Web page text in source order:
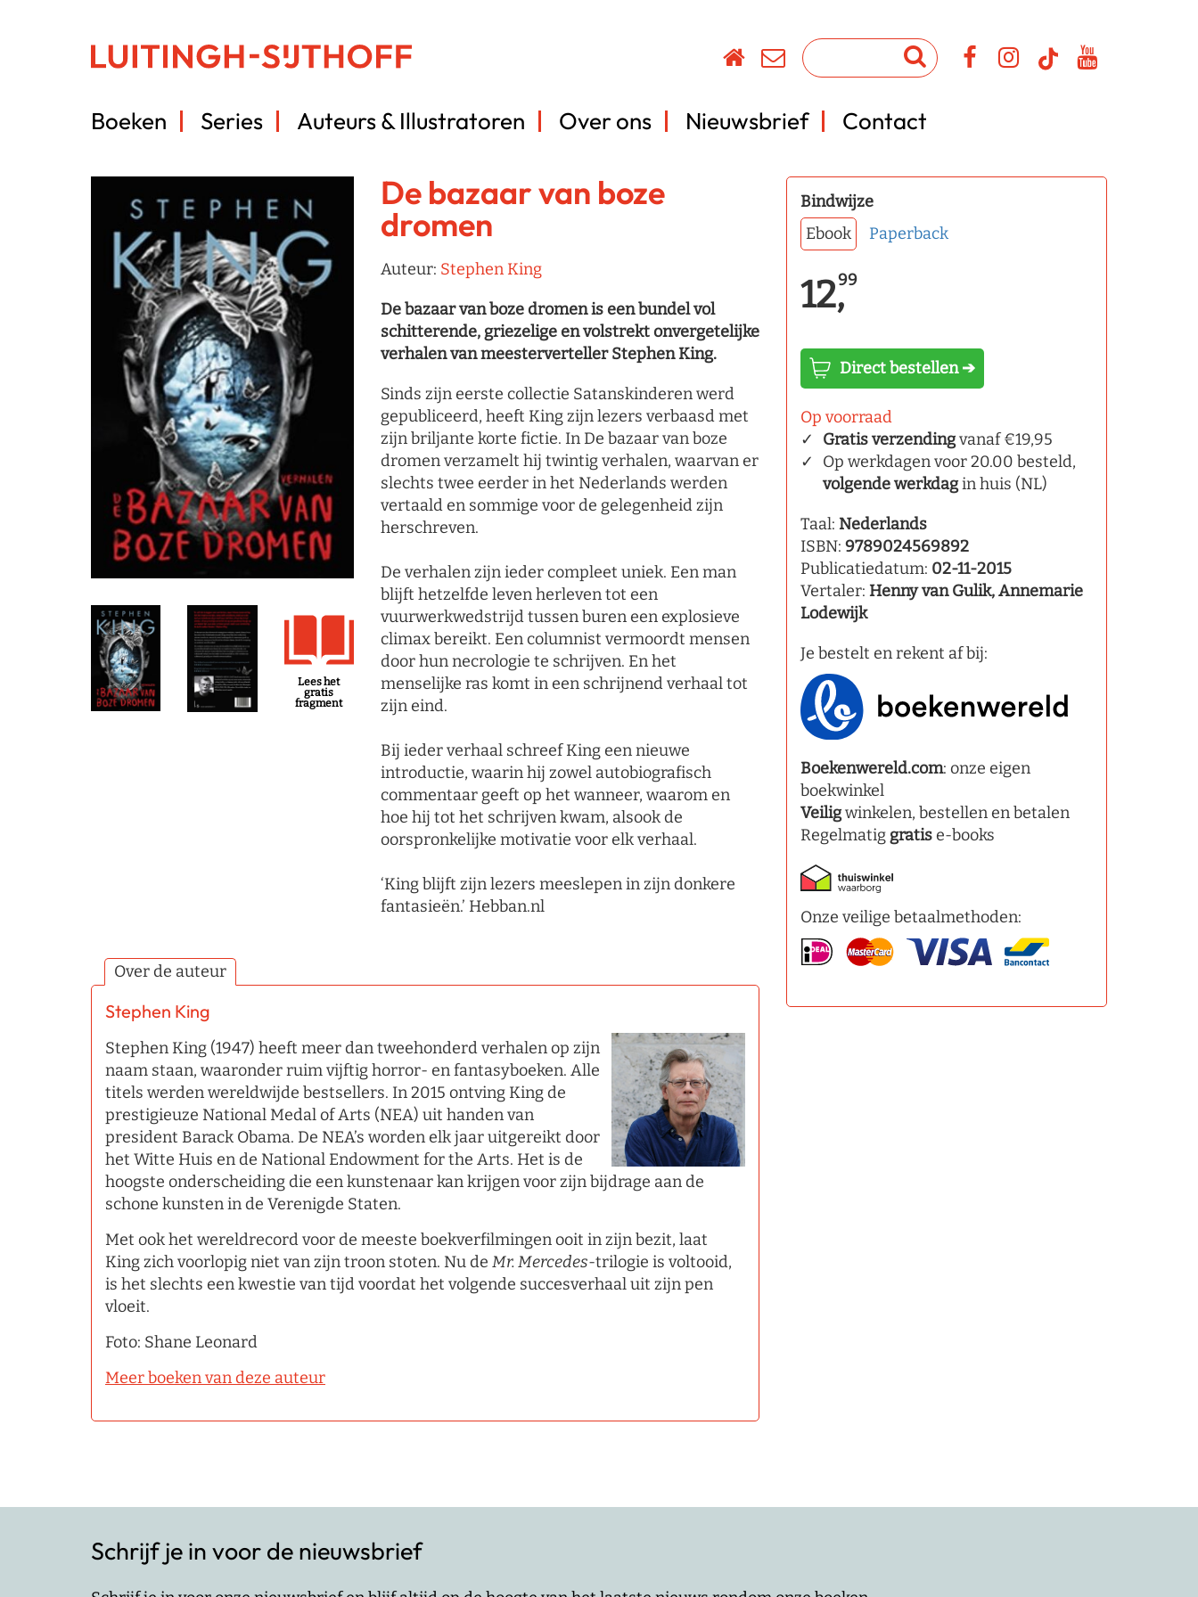
Boeken Series Auteurs & Illustratoren Over ons Nieuwsbrief Contact
Lees het
gratis
fragment
De bazaar van boze
dromen
Auteur: Stephen King
De bazaar van boze dromen is een bundel vol
schitterende, griezelige en volstrekt onvergetelijke
verhalen van meesterverteller Stephen King.
Sinds zijn eerste collectie Satanskinderen werd
gepubliceerd, heeft King zijn lezers verbaasd met
zijn briljante korte fictie. In De bazaar van boze
dromen verzamelt hij twintig verhalen, waarvan er
slechts twee eerder in het Nederlands werden
vertaald en sommige voor de gelegenheid zijn
herschreven.
De verhalen zijn ieder compleet uniek. Een man
blijft hetzelfde leven herleven tot een
vuurwerkwedstrijd tussen buren een explosieve
climax bereikt. Een columnist vermoordt mensen
door hun necrologie te schrijven. En het
menselijke ras komt in een schrijnend verhaal tot
zijn eind.
Bij ieder verhaal schreef King een nieuwe
introductie, waarin hij zowel autobiografisch
commentaar geeft op het wanneer, waarom en
hoe hij tot het schrijven kwam, alsook de
oorspronkelijke motivatie voor elk verhaal.
‘King blijft zijn lezers meeslepen in zijn donkere
fantasieën.’ Hebban.nl
Over de auteur
Stephen King
Stephen King (1947) heeft meer dan tweehonderd verhalen op zijn
naam staan, waaronder ruim vijftig horror- en fantasyboeken. Alle
titels werden wereldwijde bestsellers. In 2015 ontving King de
prestigieuze National Medal of Arts (NEA) uit handen van
president Barack Obama. De NEA’s worden elk jaar uitgereikt door
het Witte Huis en de National Endowment for the Arts. Het is de
hoogste onderscheiding die een kunstenaar kan krijgen voor zijn bijdrage aan de
schone kunsten in de Verenigde Staten.
Met ook het wereldrecord voor de meeste boekverfilmingen ooit in zijn bezit, laat
King zich voorlopig niet van zijn troon stoten. Nu de Mr. Mercedes­-trilogie is voltooid,
is het slechts een kwestie van tijd voordat het volgende succesverhaal uit zijn pen
vloeit.
Foto: Shane Leonard
Meer boeken van deze auteur
Bindwijze
Ebook
Paperback
12,99
Direct bestellen ➔
Op voorraad
Gratis verzendingvanaf €19,95
Op werkdagen voor 20.00 besteld,
volgende werkdagin huis (NL)
Taal: Nederlands
ISBN: 9789024569892
Publicatiedatum: 02-11-2015
Vertaler: Henny van Gulik, Annemarie
Lodewijk
Je bestelt en rekent af bij:
Boekenwereld.com: onze eigen
boekwinkel
Veiligwinkelen, bestellen en betalen
Regelmatig gratise-books
Onze veilige betaalmethoden:
Schrijf je in voor de nieuwsbrief